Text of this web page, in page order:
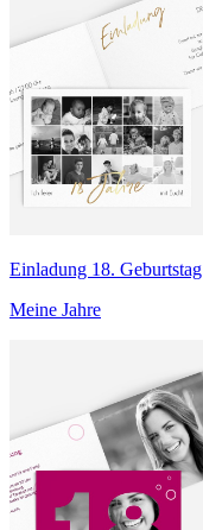
Einladung 18. Geburtstag
Meine Jahre